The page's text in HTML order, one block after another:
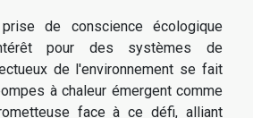
de conscience écologique
pour des systèmes de
de l'environnement se fait
à chaleur émergent comme
face à ce défi, alliant